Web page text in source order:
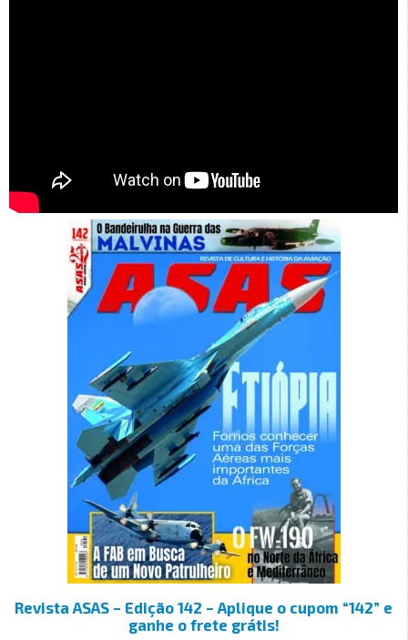
Revista ASAS – Edição 142 – Aplique o cupom “142” e
ganhe o frete grátis!